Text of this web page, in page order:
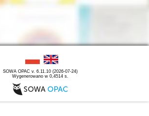
SOWA OPAC v. 6.11.10 (2026-07-24)
Wygenerowano w 0,4514 s.